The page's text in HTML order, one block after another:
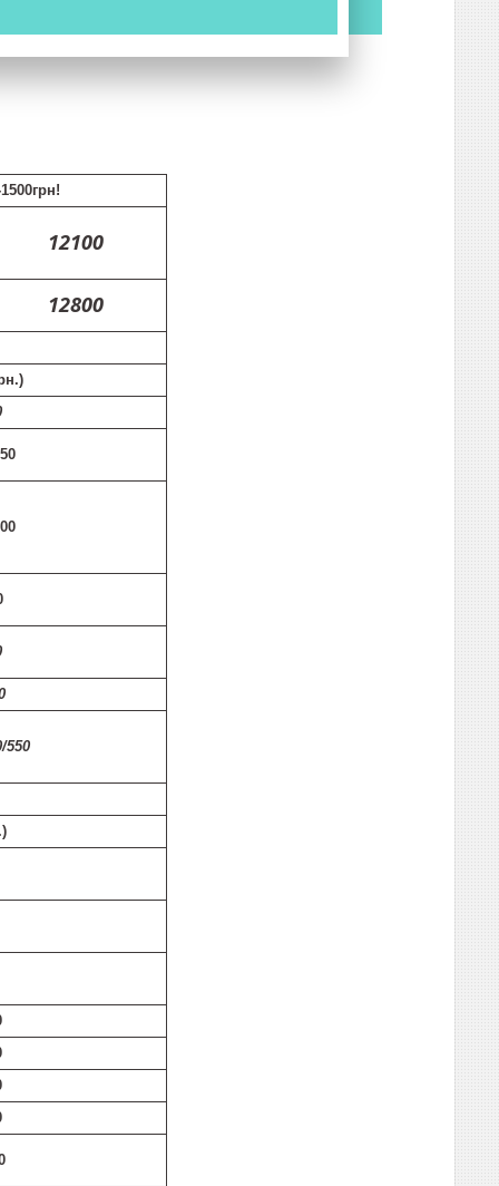
12100
12800
550